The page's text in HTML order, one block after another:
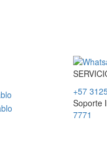
+57
Soporte
7771